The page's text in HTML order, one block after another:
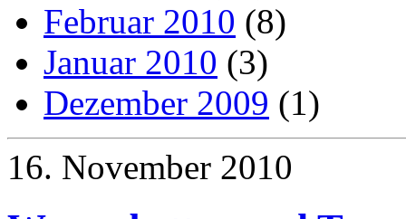
Februar 2010 (8)
Januar 2010 (3)
Dezember 2009 (1)
16. November 2010